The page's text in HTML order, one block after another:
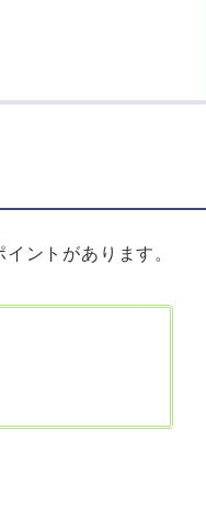
ントがあります。